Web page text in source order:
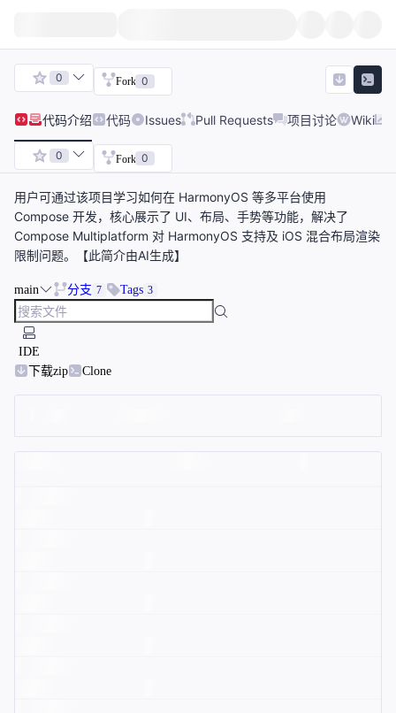
0 Fork 0
代码介绍 代码 Issues Pull Requests 项目讨论 Wiki
0 Fork 0
用户可通过该项目学习如何在 HarmonyOS 等多平台使用
Compose 开发，核心展示了 UI、布局、手势等功能，解决了
Compose Multiplatform 对 HarmonyOS 支持及 iOS 混合布局渲染
限制问题。【此简介由AI生成】
main 分支 7 Tags 3
IDE
下载zip
Clone